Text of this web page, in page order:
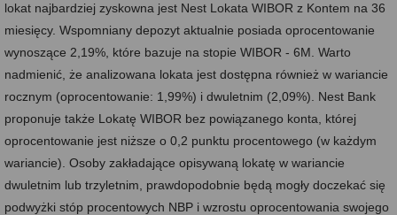
lokat najbardziej zyskowna jest Nest Lokata WIBOR z Kontem na 36
miesięcy. Wspomniany depozyt aktualnie posiada oprocentowanie
wynoszące 2,19%, które bazuje na stopie WIBOR - 6M. Warto
nadmienić, że analizowana lokata jest dostępna również w wariancie
rocznym (oprocentowanie: 1,99%) i dwuletnim (2,09%). Nest Bank
proponuje także Lokatę WIBOR bez powiązanego konta, której
oprocentowanie jest niższe o 0,2 punktu procentowego (w każdym
wariancie). Osoby zakładające opisywaną lokatę w wariancie
dwuletnim lub trzyletnim, prawdopodobnie będą mogły doczekać się
podwyżki stóp procentowych NBP i wzrostu oprocentowania swojego